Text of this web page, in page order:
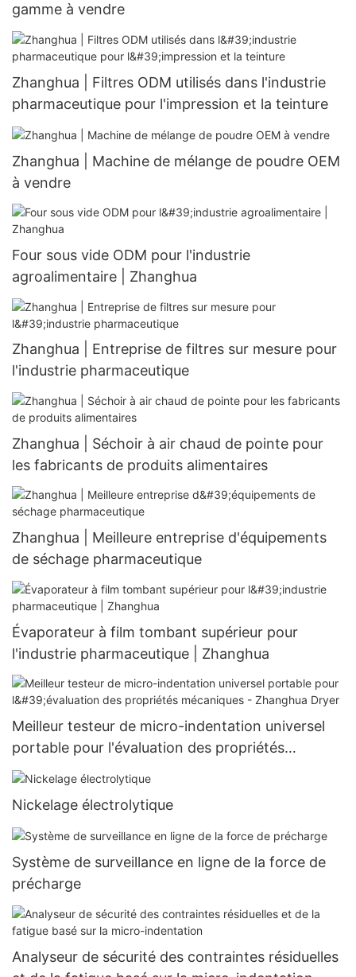
gamme à vendre
Zhanghua | Filtres ODM utilisés dans l'industrie
pharmaceutique pour l'impression et la teinture
Zhanghua | Machine de mélange de poudre OEM
à vendre
Four sous vide ODM pour l'industrie
agroalimentaire | Zhanghua
Zhanghua | Entreprise de filtres sur mesure pour
l'industrie pharmaceutique
Zhanghua | Séchoir à air chaud de pointe pour
les fabricants de produits alimentaires
Zhanghua | Meilleure entreprise d'équipements
de séchage pharmaceutique
Évaporateur à film tombant supérieur pour
l'industrie pharmaceutique | Zhanghua
Meilleur testeur de micro-indentation universel
portable pour l'évaluation des propriétés
mécaniques - Zhanghua Dryer
Nickelage électrolytique
Système de surveillance en ligne de la force de
précharge
Analyseur de sécurité des contraintes résiduelles